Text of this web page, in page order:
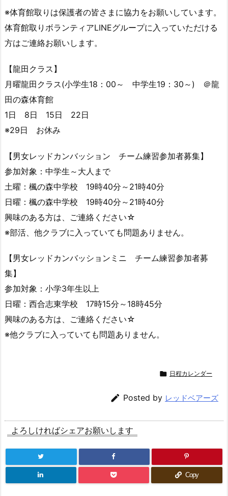
※体育館取りは保護者の皆さまに協力をお願いしています。
体育館取りボランティアLINEグループに入っていただける
方はご連絡お願いします。
【龍田クラス】
月曜龍田クラス(小学生18：00～ 中学生19：30～) ＠龍
田の森体育館
1日 8日 15日 22日
※29日 お休み
【男女レッドカンバッション チーム練習参加者募集】
参加対象：中学生～大人まで
土曜：楓の森中学校 19時40分～21時40分
日曜：楓の森中学校 19時40分～21時40分
興味のある方は、ご連絡ください☆
※部活、他クラブに入っていても問題ありません。
【男女レッドカンバッションミニ チーム練習参加者募
集】
参加対象：小学3年生以上
日曜：西合志東学校 17時15分～18時45分
興味のある方は、ご連絡ください☆
※他クラブに入っていても問題ありません。
 日程カレンダー
 Posted by レッドベアーズ
よろしければシェアお願いします
Copy